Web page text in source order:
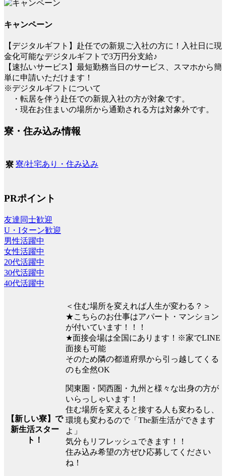
キャンペーン
【デジタルギフト】赴任での新規ご入社の方に！入社日に現
金化可能なデジタルギフトで3万円分支給♪
【速払いサービス】最短勤務当日のサービス、スマホから簡
単に申請いただけます！
※デジタルギフトについて
・転居を伴う赴任での新規入社の方が対象です。
・現在お住まいの場所から通勤される方は対象外です。
寮・住み込み情報
寮 寮/社宅あり・住み込み
PRポイント
友達同士歓迎
U・Iターン歓迎
男性活躍中
女性活躍中
20代活躍中
30代活躍中
40代活躍中
【新しい寮】で
新生活スター
ト！
＜住む場所を変えれば人生が変わる？＞
★こちらのお仕事はアパート・マンション
が付いています！！！
★面接会場は全国にあります！※家でLINE
面接も可能
そのため隣の都道府県から引っ越してくる
のも全然OK
関東圏・関西圏・九州と様々な出身の方が
いらっしゃいます！
住む場所を変えると接する人も変わるし、
環境も変わるので「The新生活ができます
よ」
気分もリフレッシュできます！！
住み込み希望の方ぜひ応募してください
ね！